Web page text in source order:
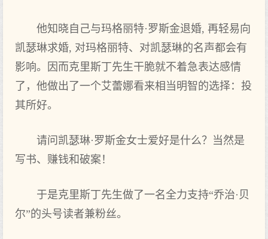
他知晓自己与玛格丽特·罗斯金退婚, 再轻易向
凯瑟琳求婚, 对玛格丽特、对凯瑟琳的名声都会有
影响。因而克里斯丁先生干脆就不着急表达感情
了，他做出了一个艾蕾娜看来相当明智的选择：投
其所好。
请问凯瑟琳·罗斯金女士爱好是什么？当然是
写书、赚钱和破案！
于是克里斯丁先生做了一名全力支持“乔治·贝
尔”的头号读者兼粉丝。